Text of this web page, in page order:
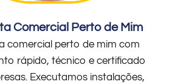
Comercial Perto de Mim
comercial perto de mim com
rápido, técnico e certificado
Executamos instalações,